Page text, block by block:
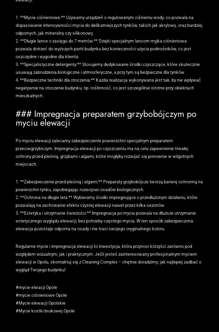
1. **Mycie ciśnieniowe:** Używamy urządzeń o regulowanym ciśnieniu wody, co pozwala na
dopasowanie intensywności mycia do delikatniejszych tynków, takich jak akrylowy, oraz bardziej
odpornych, jak mineralny czy silikonowy.
2. **Długie lance o zasięgu do 7 metrów:** Dzięki specjalnym lancom myjka ciśnieniowa
pozwala dotrzeć do wyższych partii budynku bez konieczności użycia podnośników, co jest
oszczędne i wygodne dla klienta.
3. **Specjalistyczne detergenty:** Stosujemy dedykowane środki czyszczące, które skutecznie
usuwają zabrudzenia biologiczne i atmosferyczne, a przy tym są bezpieczne dla tynków.
4. **Bezpieczne techniki dla otoczenia:** Każda realizacja wykonywana jest tak, by nie wpływać
negatywnie na otoczenie budynku, np. roślinność, co jest szczególnie istotne przy obiektach
mieszkalnych.
### Impregnacja preparatem grzybobójczym po
myciu elewacji
Po myciu elewacji zalecamy zabezpieczenie powierzchni specjalnym preparatem
przeciwgrzybiczym. Impregnacja elewacji po czyszczeniu ma na celu zapewnienie trwałej
ochrony przed pleśnią, grzybami i algami, które mogłyby rozwijać się ponownie w wilgotnych
miejscach.
1. **Zabezpieczenie przed pleśnią i algami:** Preparaty grzybobójcze tworzą barierę ochronną na
powierzchni tynku, zapobiegając rozwojowi osadów biologicznych.
2. **Ochrona na długie lata:** Wybieramy środki impregnujące o przedłużonym działaniu, które
pozwalają na zachowanie efektu czystej elewacji nawet przez kilka sezonów.
3. **Estetyka i utrzymanie świeżości:** Impregnacja po myciu pozwala na dłuższe utrzymanie
estetycznego wyglądu elewacji, bez potrzeby częstego mycia. W ten sposób zabezpieczona
elewacja pozostaje odporna na osady i nie traci swojego oryginalnego koloru.
Regularne mycie i impregnacja elewacji to inwestycja, która przynosi korzyści zarówno pod
względem wizualnym, jak i praktycznym. Jeśli jesteś zainteresowany profesjonalnym myciem
elewacji w Opolu, skontaktuj się z Cleaning Complex – chętnie doradzimy, jak najlepiej zadbać o
wygląd Twojego budynku!
#mycie elwacji Opole
#mycie ciśnieniowe Opole
#Mycie elewacji Opolskie
#Mycie kostki brukowej Opole